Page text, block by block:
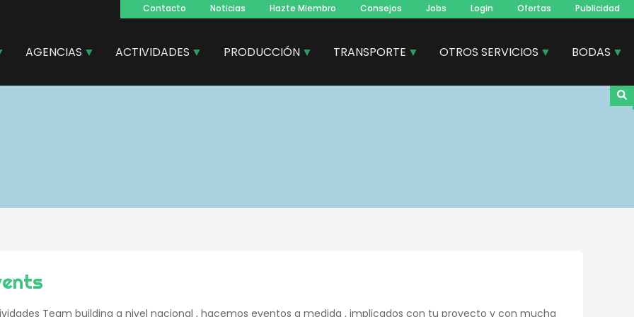
Navegacion
principal
Contacto Noticias Hazte Miembro Consejos Jobs Login Ofertas Publicidad
AGENCIAS ACTIVIDADES PRODUCCIÓN TRANSPORTE OTROS SERVICIOS BODAS
Team building a nivel nacional , hacemos eventos a medida , implicados con tu proyecto y con mucha